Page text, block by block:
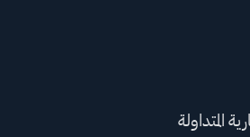
المتداولة